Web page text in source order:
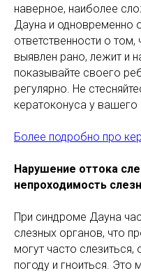
наверное, наиболее
Дауна и одновременно
ответственности о
выявлен рано, лежит и
показывайте своего
регулярно. Не
кератоконуса у вашего
Более подробно про
Нарушение оттока
непроходимость
При синдроме Дауна
слезных органов, что
могут часто
погоду и гноиться. Это